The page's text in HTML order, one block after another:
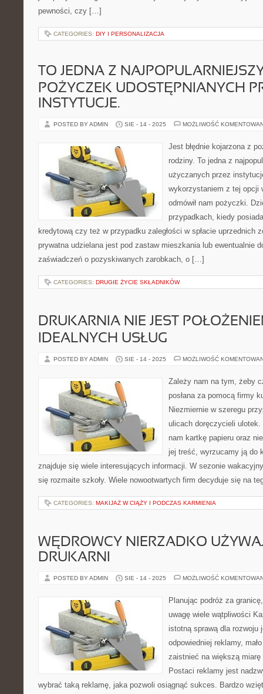
pewności, czy […]
CATEGORIES: DIY I PERSONALIZACJA
TO JEDNA Z
POŻYCZEK UDOSTĘPNIANYCH
INSTYTUCJE.
POSTED BY ADMIN SIE - 14 - 2025 MOŻLIWOŚĆ
Jest błędnie kojarzona z
rodziny. To jedna z
użyczanych przez
wykorzystaniem z tej opcji
odmówił nam pożyczki.
przypadkach, kiedy
kredytową czy też w przypadku zaległości w spłacie uprzednich
prywatna udzielana jest pod zastaw mieszkania lub ewentualnie
zaświadczeń o pozyskiwanych zarobkach, o […]
CATEGORIES: DRUGIE ŻYCIE SKŁADNIKÓW
DRUKARNIA NIE JEST
IDEALNYCH USŁUG
POSTED BY ADMIN SIE - 14 - 2025 MOŻLIWOŚĆ
Zależy nam na tym, żeby
posłana za pomocą firmy
Niezmiernie w szeregu
ulicach doręczycieli ulotek.
nam kartkę papieru oraz
jej treść, wyrzucamy ją do
znajduje się wiele interesujących informacji. W sezonie
się rozmaite szkoły. Wiele nowootwartych firm decyduje się na
CATEGORIES: MAKIJAŻ W CIĄŻY I PODCZAS KARMIENIA
WĘDROWCY NIERZADKO
DRUKARNI
POSTED BY ADMIN SIE - 14 - 2025 MOŻLIWOŚĆ
Planując podróż za
uwagę wiele wątpliwości
istotną sprawą dla rozwoju
odpowiedniej reklamy,
zaistnieć na większą
Postaci reklamy jest
wybrać taką reklamę, jaka pozwoli osiągnąć sukces. Bardzo